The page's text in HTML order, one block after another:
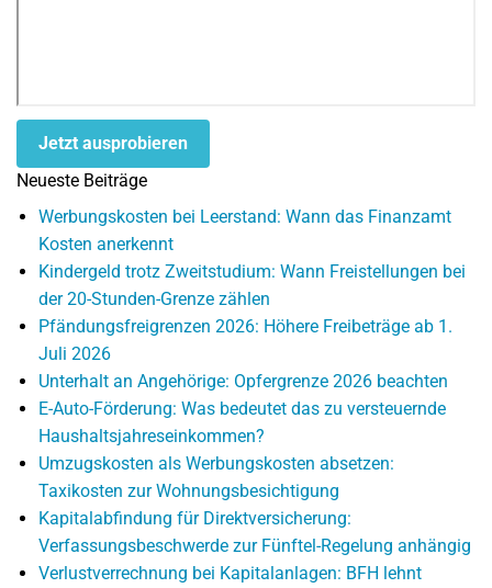
Jetzt ausprobieren
Neueste Beiträge
Werbungskosten bei Leerstand: Wann das Finanzamt
Kosten anerkennt
Kindergeld trotz Zweitstudium: Wann Freistellungen bei
der 20-Stunden-Grenze zählen
Pfändungsfreigrenzen 2026: Höhere Freibeträge ab 1.
Juli 2026
Unterhalt an Angehörige: Opfergrenze 2026 beachten
E-Auto-Förderung: Was bedeutet das zu versteuernde
Haushaltsjahreseinkommen?
Umzugskosten als Werbungskosten absetzen:
Taxikosten zur Wohnungsbesichtigung
Kapitalabfindung für Direktversicherung:
Verfassungsbeschwerde zur Fünftel-Regelung anhängig
Verlustverrechnung bei Kapitalanlagen: BFH lehnt